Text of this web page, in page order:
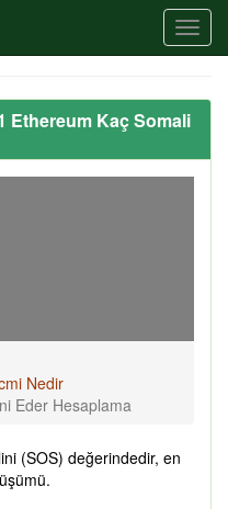
Ethereum Kaç Somali
Nedir
Eder Hesaplama
(SOS) değerindedir, en